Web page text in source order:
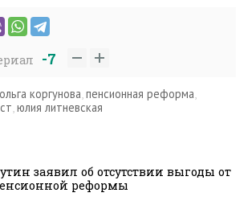
-7
ольга коргунова пенсионная реформа
юлия литневская
заявил об отсутствии выгоды от
реформы